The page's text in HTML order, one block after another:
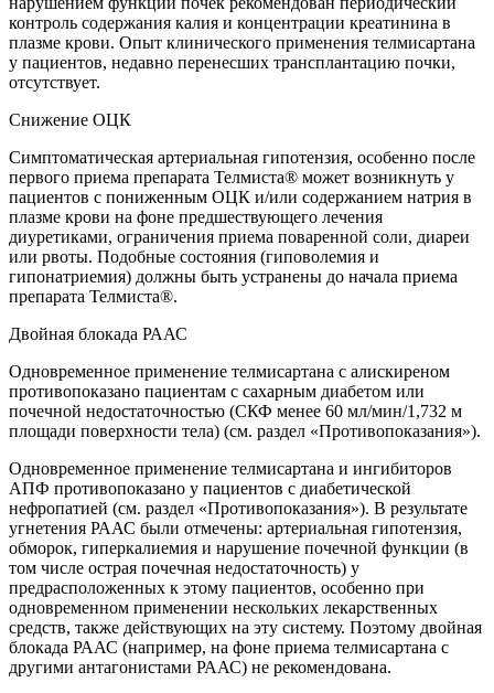
контроль содержания калия и концентрации креатинина в
плазме крови. Опыт клинического применения телмисартана
у пациентов, недавно перенесших трансплантацию почки,
отсутствует.
Снижение ОЦК
Симптоматическая артериальная гипотензия, особенно после
первого приема препарата Телмиста® может возникнуть у
пациентов с пониженным ОЦК и/или содержанием натрия в
плазме крови на фоне предшествующего лечения
диуретиками, ограничения приема поваренной соли, диареи
или рвоты. Подобные состояния (гиповолемия и
гипонатриемия) должны быть устранены до начала приема
препарата Телмиста®.
Двойная блокада РААС
Одновременное применение телмисартана с алискиреном
противопоказано пациентам с сахарным диабетом или
почечной недостаточностью (СКФ менее 60 мл/мин/1,732 м
площади поверхности тела) (см. раздел «Противопоказания»).
Одновременное применение телмисартана и ингибиторов
АПФ противопоказано у пациентов с диабетической
нефропатией (см. раздел «Противопоказания»). В результате
угнетения РААС были отмечены: артериальная гипотензия,
обморок, гиперкалиемия и нарушение почечной функции (в
том числе острая почечная недостаточность) у
предрасположенных к этому пациентов, особенно при
одновременном применении нескольких лекарственных
средств, также действующих на эту систему. Поэтому двойная
блокада РААС (например, на фоне приема телмисартана с
другими антагонистами РААС) не рекомендована.